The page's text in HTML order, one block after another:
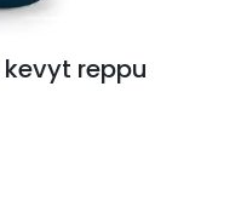
kevyt reppu